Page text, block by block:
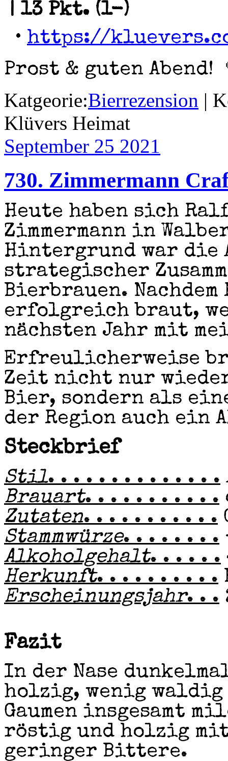
| 13 Pkt. (1-)
• https://
Prost & guten Abend!
Katgeorie:Bierrezension |
Klüvers Heimat
September 25 2021
730. Zimmermann
Heute haben sich
Zimmermann in
Hintergrund war die
strategischer
Bierbrauen.
erfolgreich braut,
nächsten Jahr mit
Erfreulicherweise
Zeit nicht nur
Bier, sondern als
der Region auch ein
Steckbrief
Stil. . . . . . . . . . . . . .
Brauart. . . . . . . . . . .
Zutaten. . . . . . . . . . .
Stammwürze. . . . . . . .
Alkoholgehalt. . . . . .
Herkunft. . . . . . . . . .
Erscheinungsjahr. . .
Fazit
In der Nase
holzig, wenig waldig
Gaumen insgesamt
röstig und holzig
geringer Bittere.